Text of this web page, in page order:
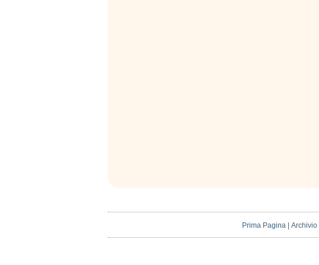
Prima Pagina| Archivio|